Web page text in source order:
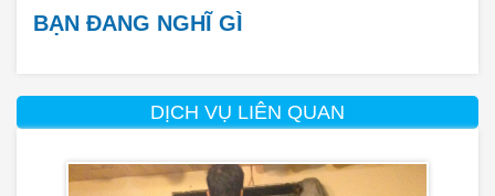
BẠN ĐANG NGHĨ GÌ
DỊCH VỤ LIÊN QUAN